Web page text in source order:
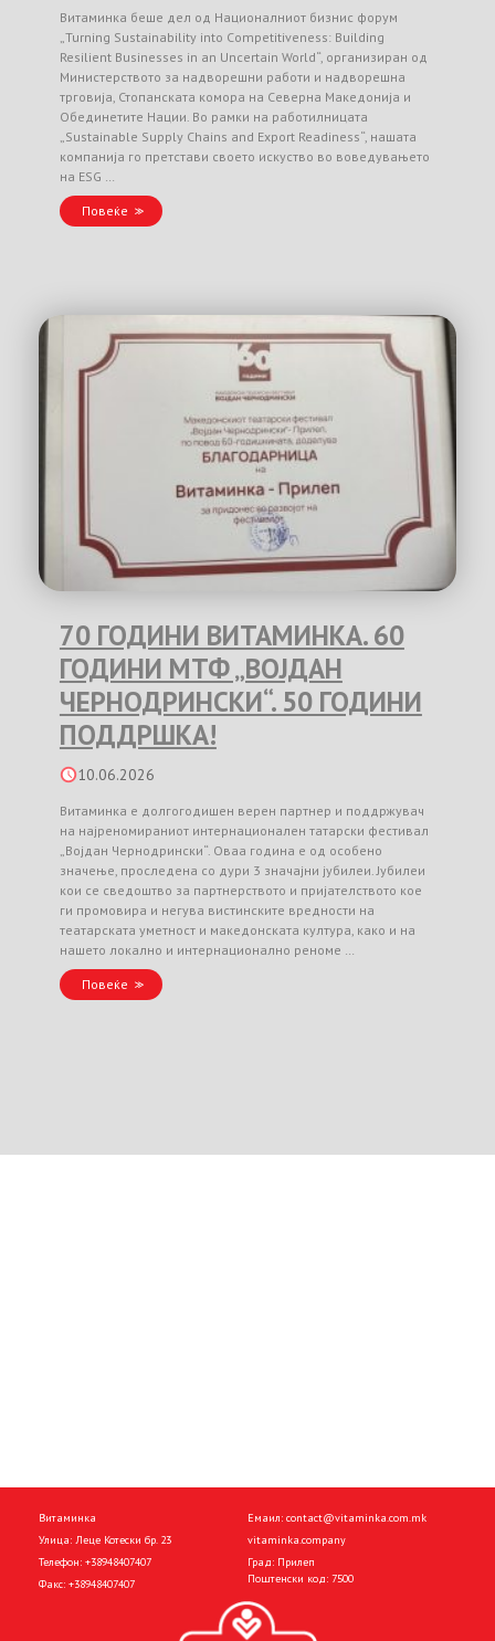
Витаминка беше дел од Националниот бизнис форум
„Turning Sustainability into Competitiveness: Building
Resilient Businesses in an Uncertain World“, организиран од
Министерството за надворешни работи и надворешна
трговија, Стопанската комора на Северна Македонија и
Обединетите Нации. Во рамки на работилницата
„Sustainable Supply Chains and Export Readiness“, нашата
компанија го претстави своето искуство во воведувањето
на ESG …
Повеќе
70 ГОДИНИ ВИТАМИНКА. 60
ГОДИНИ МТФ „ВОЈДАН
ЧЕРНОДРИНСКИ“. 50 ГОДИНИ
ПОДДРШКА!
10.06.2026
Витаминка е долгогодишен верен партнер и поддржувач
на најреномираниот интернационален татарски фестивал
„Војдан Чернодрински“. Оваа година е од особено
значење, проследена со дури 3 значајни јубилеи. Јубилеи
кои се сведоштво за партнерството и пријателството кое
ги промовира и негува вистинските вредности на
театарската уметност и македонската култура, како и на
нашето локално и интернационално реноме …
Повеќе
Витаминка
Улица: Леце Котески бр. 23
Телефон: +38948407407
Факс: +38948407407
Емаил: contact@vitaminka.com.mk
vitaminka.company
Град: Прилеп
Поштенски код: 7500